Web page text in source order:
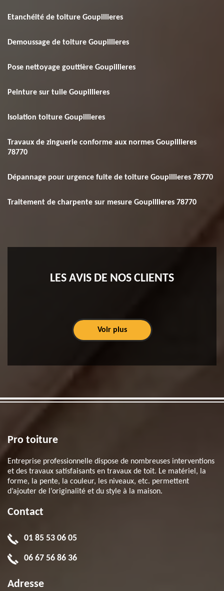
Etanchéité de toiture Goupillieres
Demoussage de toiture Goupillieres
Pose nettoyage gouttière Goupillieres
Peinture sur tuile Goupillieres
Isolation toiture Goupillieres
Travaux de zinguerie conforme aux normes Goupillieres
78770
Dépannage pour urgence fuite de toiture Goupillieres 78770
Traitement de charpente sur mesure Goupillieres 78770
LES AVIS DE NOS CLIENTS
Voir plus
Pro toiture
Entreprise professionnelle dispose de nombreuses interventions
et des travaux satisfaisants en travaux de toit. Le matériel, la
forme, la pente, la couleur, les niveaux, etc. permettent
d’ajouter de l’originalité et du style à la maison.
Contact
01 85 53 06 05
06 67 56 86 36
Adresse